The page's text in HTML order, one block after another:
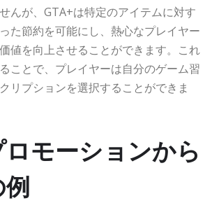
んが、GTA+は特定のアイテムに対す
た節約を可能にし、熱心なプレイヤー
値を向上させることができます。これ
ことで、プレイヤーは自分のゲーム習
リプションを選択することができま
モーションから